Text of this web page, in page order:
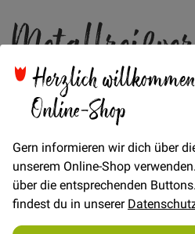
Herzlich
Online-Shop
Gern informieren wir dich über
unserem Online-Shop
über die entsprechenden
findest du in unserer
der
Bildgalerie
springen
20cm - Grün
Auf Lager
3,00 €
STÜCK